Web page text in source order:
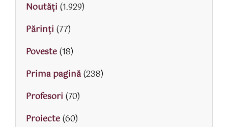
Noutăți (1.929)
Părinţi (77)
Poveste(18)
Prima pagină(238)
Profesori (70)
Proiecte(60)